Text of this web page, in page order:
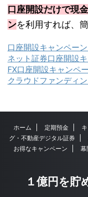
口座開設だけで現
ンを利用すれば、
口座開設キャンペー
ネット証券口座開設
FX口座開設キャンペ
クラウドファンディ
ホーム 定期預金
グ・不動産デジタル証券
お得なキャンペーン
幕
１億円を